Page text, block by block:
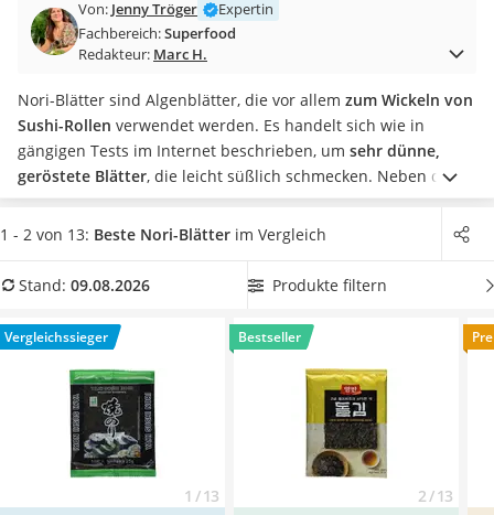
Balsamico-Essig
Schwarzkümmelöl bio
Honig
Gemüsebrühe
Eiskaffee-Pulver
Irischer Whiskey
Grapefruitkernextrakt
Matcha-Set
MCT-Öl
Erythrit
Müsli ohne Zuckerzusatz
Von: Jenny Tröger
Expertin
Fachbereich:Superfood
Redakteur: Marc H.
Nori-Blätter sind Algenblätter, die vor allem zum Wickeln von
Sushi-Rollen verwendet werden. Es handelt sich wie in
gängigen Tests im Internet beschrieben, um sehr dünne,
geröstete Blätter, die leicht süßlich schmecken. Neben der
Verwendung für Sushi kommen sie häufig auchzum Würzen
von Nudeln, Reis und Salaten oder als Suppeneinlage zum
wiederverschließbaren Verpackungaus unserer
aufbewahren zu können. Überzeugt hat uns hier im August
2026 besonders das Modell
Jhfoods Yaki Sushi Nori Grün
mit
seinen Eigenschaften.
1 - 2 von 13: Beste Nori-Blätter im Vergleich
Stand: 09.08.2026 Produkte filtern
Vergleichssieger
1 / 13
Bestseller
2 / 13